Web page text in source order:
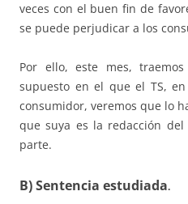
veces con el buen fin de
se puede perjudicar a los
Por ello, este mes,
supuesto en el que el TS,
consumidor, veremos que lo
que suya es la redacción
parte.
B) Sentencia estudiada.